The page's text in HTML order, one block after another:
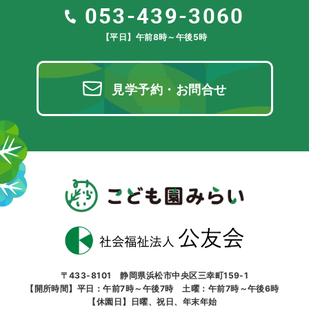
053-439-3060
【平日】午前8時～午後5時
見学予約・お問合せ
〒433-8101 静岡県浜松市中央区三幸町159-1
【開所時間】平日：午前7時～午後7時 土曜：午前7時～午後6時
【休園日】日曜、祝日、年末年始